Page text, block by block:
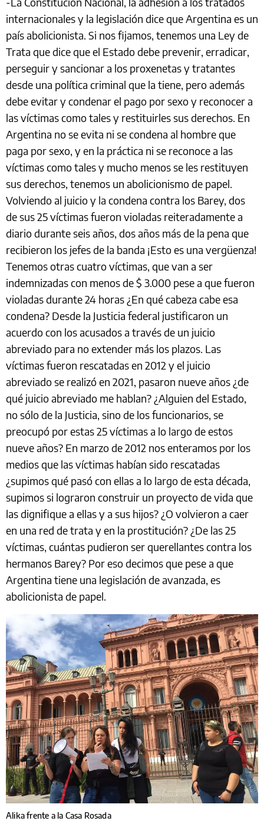
internacionales y la legislación dice que Argentina es un
país abolicionista. Si nos fijamos, tenemos una Ley de
Trata que dice que el Estado debe prevenir, erradicar,
perseguir y sancionar a los proxenetas y tratantes
desde una política criminal que la tiene, pero además
debe evitar y condenar el pago por sexo y reconocer a
las víctimas como tales y restituirles sus derechos. En
Argentina no se evita ni se condena al hombre que
paga por sexo, y en la práctica ni se reconoce a las
víctimas como tales y mucho menos se les restituyen
sus derechos, tenemos un abolicionismo de papel.
Volviendo al juicio y la condena contra los Barey, dos
de sus 25 víctimas fueron violadas reiteradamente a
diario durante seis años, dos años más de la pena que
recibieron los jefes de la banda ¡Esto es una vergüenza!
Tenemos otras cuatro víctimas, que van a ser
indemnizadas con menos de $ 3.000 pese a que fueron
violadas durante 24 horas ¿En qué cabeza cabe esa
condena? Desde la Justicia federal justificaron un
acuerdo con los acusados a través de un juicio
abreviado para no extender más los plazos. Las
víctimas fueron rescatadas en 2012 y el juicio
abreviado se realizó en 2021, pasaron nueve años ¿de
qué juicio abreviado me hablan? ¿Alguien del Estado,
no sólo de la Justicia, sino de los funcionarios, se
preocupó por estas 25 víctimas a lo largo de estos
nueve años? En marzo de 2012 nos enteramos por los
medios que las víctimas habían sido rescatadas
¿supimos qué pasó con ellas a lo largo de esta década,
supimos si lograron construir un proyecto de vida que
las dignifique a ellas y a sus hijos? ¿O volvieron a caer
en una red de trata y en la prostitución? ¿De las 25
víctimas, cuántas pudieron ser querellantes contra los
hermanos Barey? Por eso decimos que pese a que
Argentina tiene una legislación de avanzada, es
abolicionista de papel.
Alika frente a la Casa Rosada